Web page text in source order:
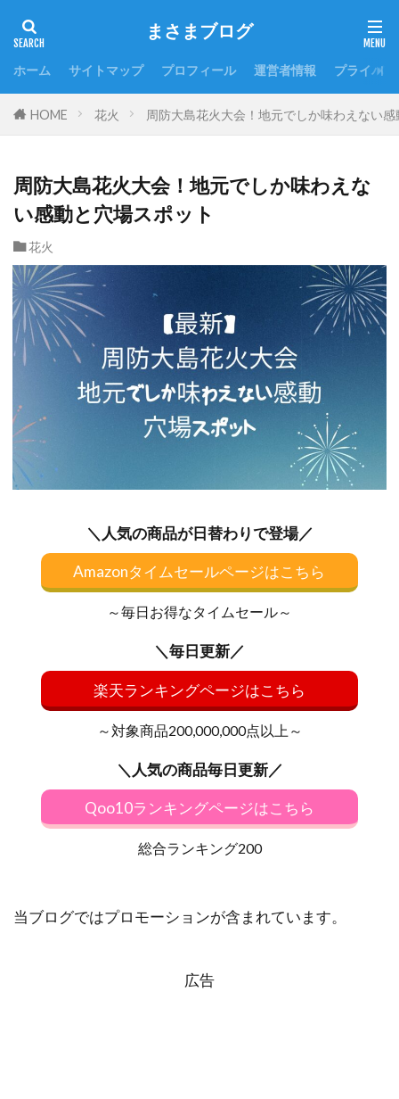
まさまブログ
ホーム サイトマップ プロフィール 運営者情報 プライバ
HOME 花火 周防大島花火大会！地元でしか味わえない
周防大島花火大会！地元でしか味わえな
い感動と穴場スポット
花火
＼人気の商品が日替わりで登場／
Amazonタイムセールページはこちら
～毎日お得なタイムセール～
＼毎日更新／
楽天ランキングページはこちら
～対象商品200,000,000点以上～
＼人気の商品毎日更新／
Qoo10ランキングページはこちら
総合ランキング200
当ブログではプロモーションが含まれています。
広告